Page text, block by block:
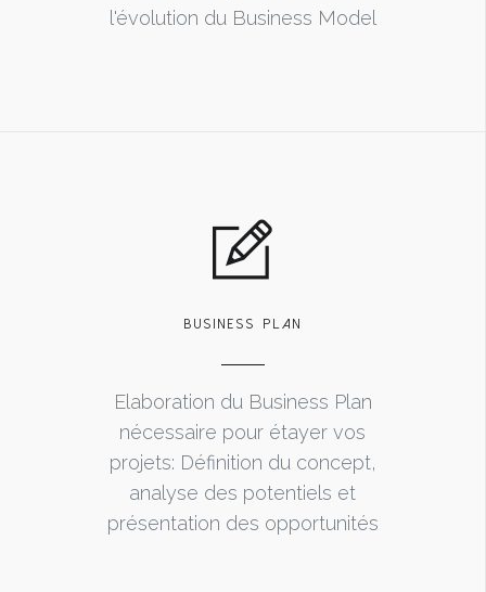
l'évolution du Business Model
BUSINESS PLAN
Elaboration du Business Plan
nécessaire pour étayer vos
projets: Définition du concept,
analyse des potentiels et
présentation des opportunités